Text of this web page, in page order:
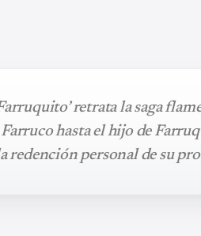
retrata la saga
hasta el hijo de
redención personal de su